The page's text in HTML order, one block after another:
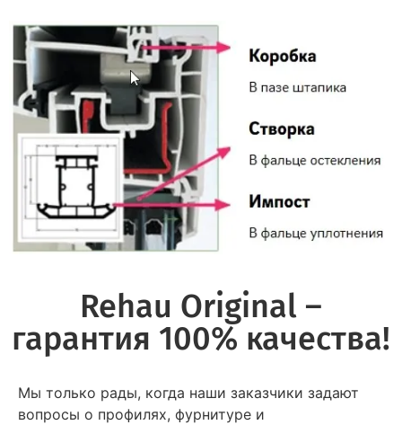
Rehau Original –
гарантия 100% качества!
Мы только рады, когда наши заказчики задают
вопросы о профилях, фурнитуре и